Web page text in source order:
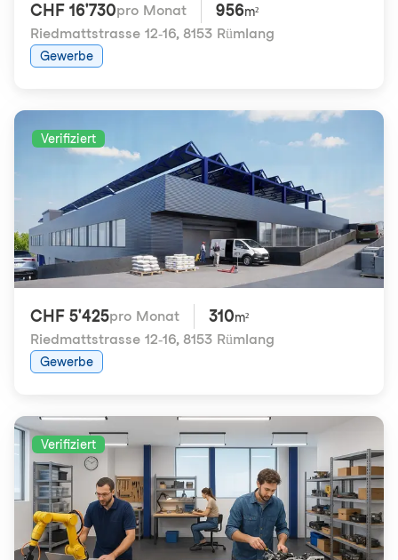
CHF 16'730pro Monat 956m²
Riedmattstrasse 12-16, 8153 Rümlang
Gewerbe
Verifiziert
CHF 5'425pro Monat 310m²
Riedmattstrasse 12-16, 8153 Rümlang
Gewerbe
Verifiziert